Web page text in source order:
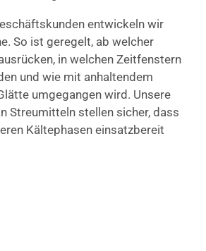
entwickeln wir
So ist geregelt, ab welcher
in welchen Zeitfenstern
und wie mit anhaltendem
umgegangen wird. Unsere
Streumitteln stellen sicher, dass
Kältephasen einsatzbereit